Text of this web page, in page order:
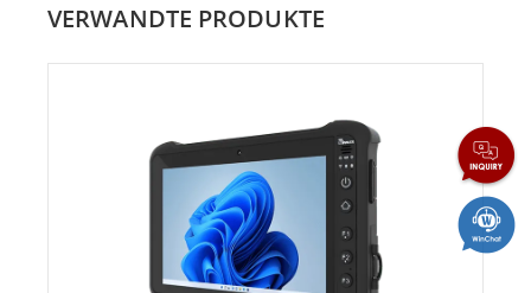
VERWANDTE PRODUKTE